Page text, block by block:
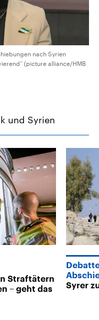
nach Syrien
(picture alliance/HMB
und Syrien
Straftätern
– geht das
Syrer